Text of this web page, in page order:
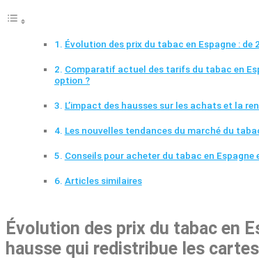
Évolution des prix du tabac en Espagne : de
Comparatif actuel des tarifs du tabac en
option ?
L’impact des hausses sur les achats et la
Les nouvelles tendances du marché du
Conseils pour acheter du tabac en
Articles similaires
Évolution des prix du tabac en
hausse qui redistribue les cartes